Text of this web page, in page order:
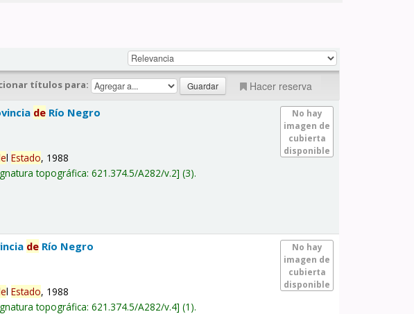
títulos para: Hacer reserva
No hay
imagen de
cubierta
disponible
de Río Negro
lEstado, 1988
topográfica:621.374.5/A282/v.2 (3).
No hay
imagen de
cubierta
disponible
de Río Negro
lEstado, 1988
topográfica:621.374.5/A282/v.4 (1).